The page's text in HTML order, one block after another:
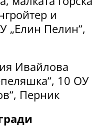
и
„Елин Пелин“,
Ивайлова
10 ОУ
Перник